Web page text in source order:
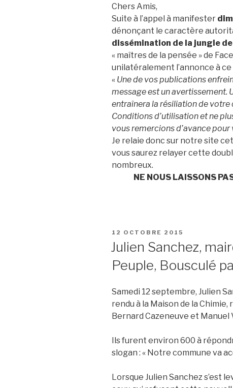
Chers Amis,
Suite à l’appel à manifester
dénonçant le caractère
dissémination de la jungle
« maîtres de la pensée » de
unilatéralement l’annonce à ce
« Une de vos publications
message est un avertissement.
entraînera la résiliation de
Conditions d’utilisation et ne
vous remercions d’avance
Je relaie donc sur notre site
vous saurez relayer cette
nombreux.
NE NOUS LAISSONS
PUBLIÉ
LE
12 OCTOBRE 2015
Julien Sanchez,
Peuple, Bousculé
Samedi 12 septembre, Julien
rendu à la Maison de la
Bernard Cazeneuve et Manuel
Ils furent environ 600 à
slogan : « Notre commune va
Lorsque Julien Sanchez s’est